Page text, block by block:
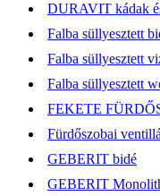
DURAVIT kádak
Falba süllyesztett
Falba süllyesztett
Falba süllyesztett
FEKETE
Fürdőszobai
GEBERIT bidé
GEBERIT